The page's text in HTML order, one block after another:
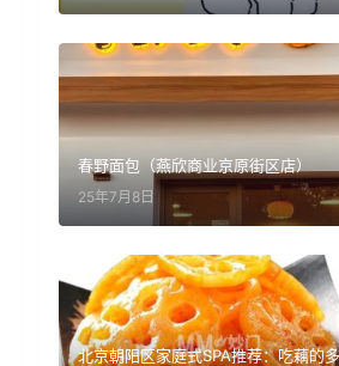
春野面包（燕欣商业京原街区店）
25年7月8日
北京朝阳区家庭式SPA推荐：吃藕的